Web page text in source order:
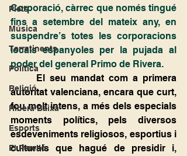
Plets
Música
Terratinents
Política
Religió
Ribera Baixa
Esports
El Perelló
Corporació, càrrec que només tingué
fins a setembre del mateix any, en
suspendre’s totes les corporacions
locals espanyoles per la pujada al
poder del general Primo de Rivera.
autoritat valenciana, encara que curt,
fou molt intens, a més dels especials
moments polítics, pels diversos
esdeveniments religiosos, esportius i
culturals que hagué de presidir i,